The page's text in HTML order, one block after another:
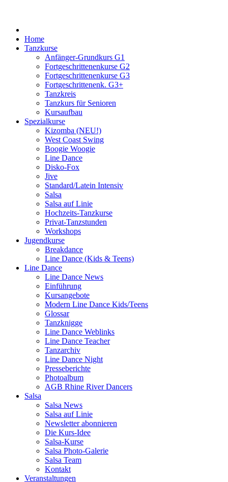
Home
Tanzkurse
Anfänger-Grundkurs G1
Fortgeschrittenenkurse G2
Fortgeschrittenenkurse G3
Fortgeschrittenenk. G3+
Tanzkreis
Tanzkurs für Senioren
Kursaufbau
Spezialkurse
Kizomba (NEU!)
West Coast Swing
Boogie Woogie
Line Dance
Disko-Fox
Jive
Standard/Latein Intensiv
Salsa
Salsa auf Linie
Hochzeits-Tanzkurse
Privat-Tanzstunden
Workshops
Jugendkurse
Breakdance
Line Dance (Kids & Teens)
Line Dance
Line Dance News
Einführung
Kursangebote
Modern Line Dance Kids/Teens
Glossar
Tanzknigge
Line Dance Weblinks
Line Dance Teacher
Tanzarchiv
Line Dance Night
Presseberichte
Photoalbum
AGB Rhine River Dancers
Salsa
Salsa News
Salsa auf Linie
Newsletter abonnieren
Die Kurs-Idee
Salsa-Kurse
Salsa Photo-Galerie
Salsa Team
Kontakt
Veranstaltungen